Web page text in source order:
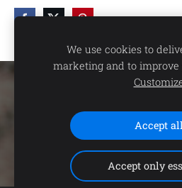
Súbory
Vytvorené cez
We use cookies to
marketing and to improve
Accept
Accept only